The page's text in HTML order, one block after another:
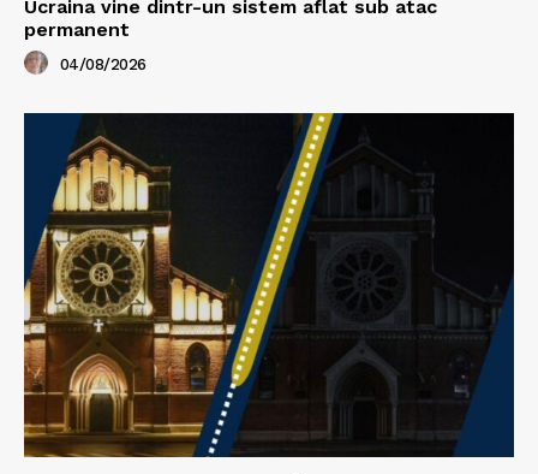
Ucraina vine dintr-un sistem aflat sub atac
permanent
04/08/2026